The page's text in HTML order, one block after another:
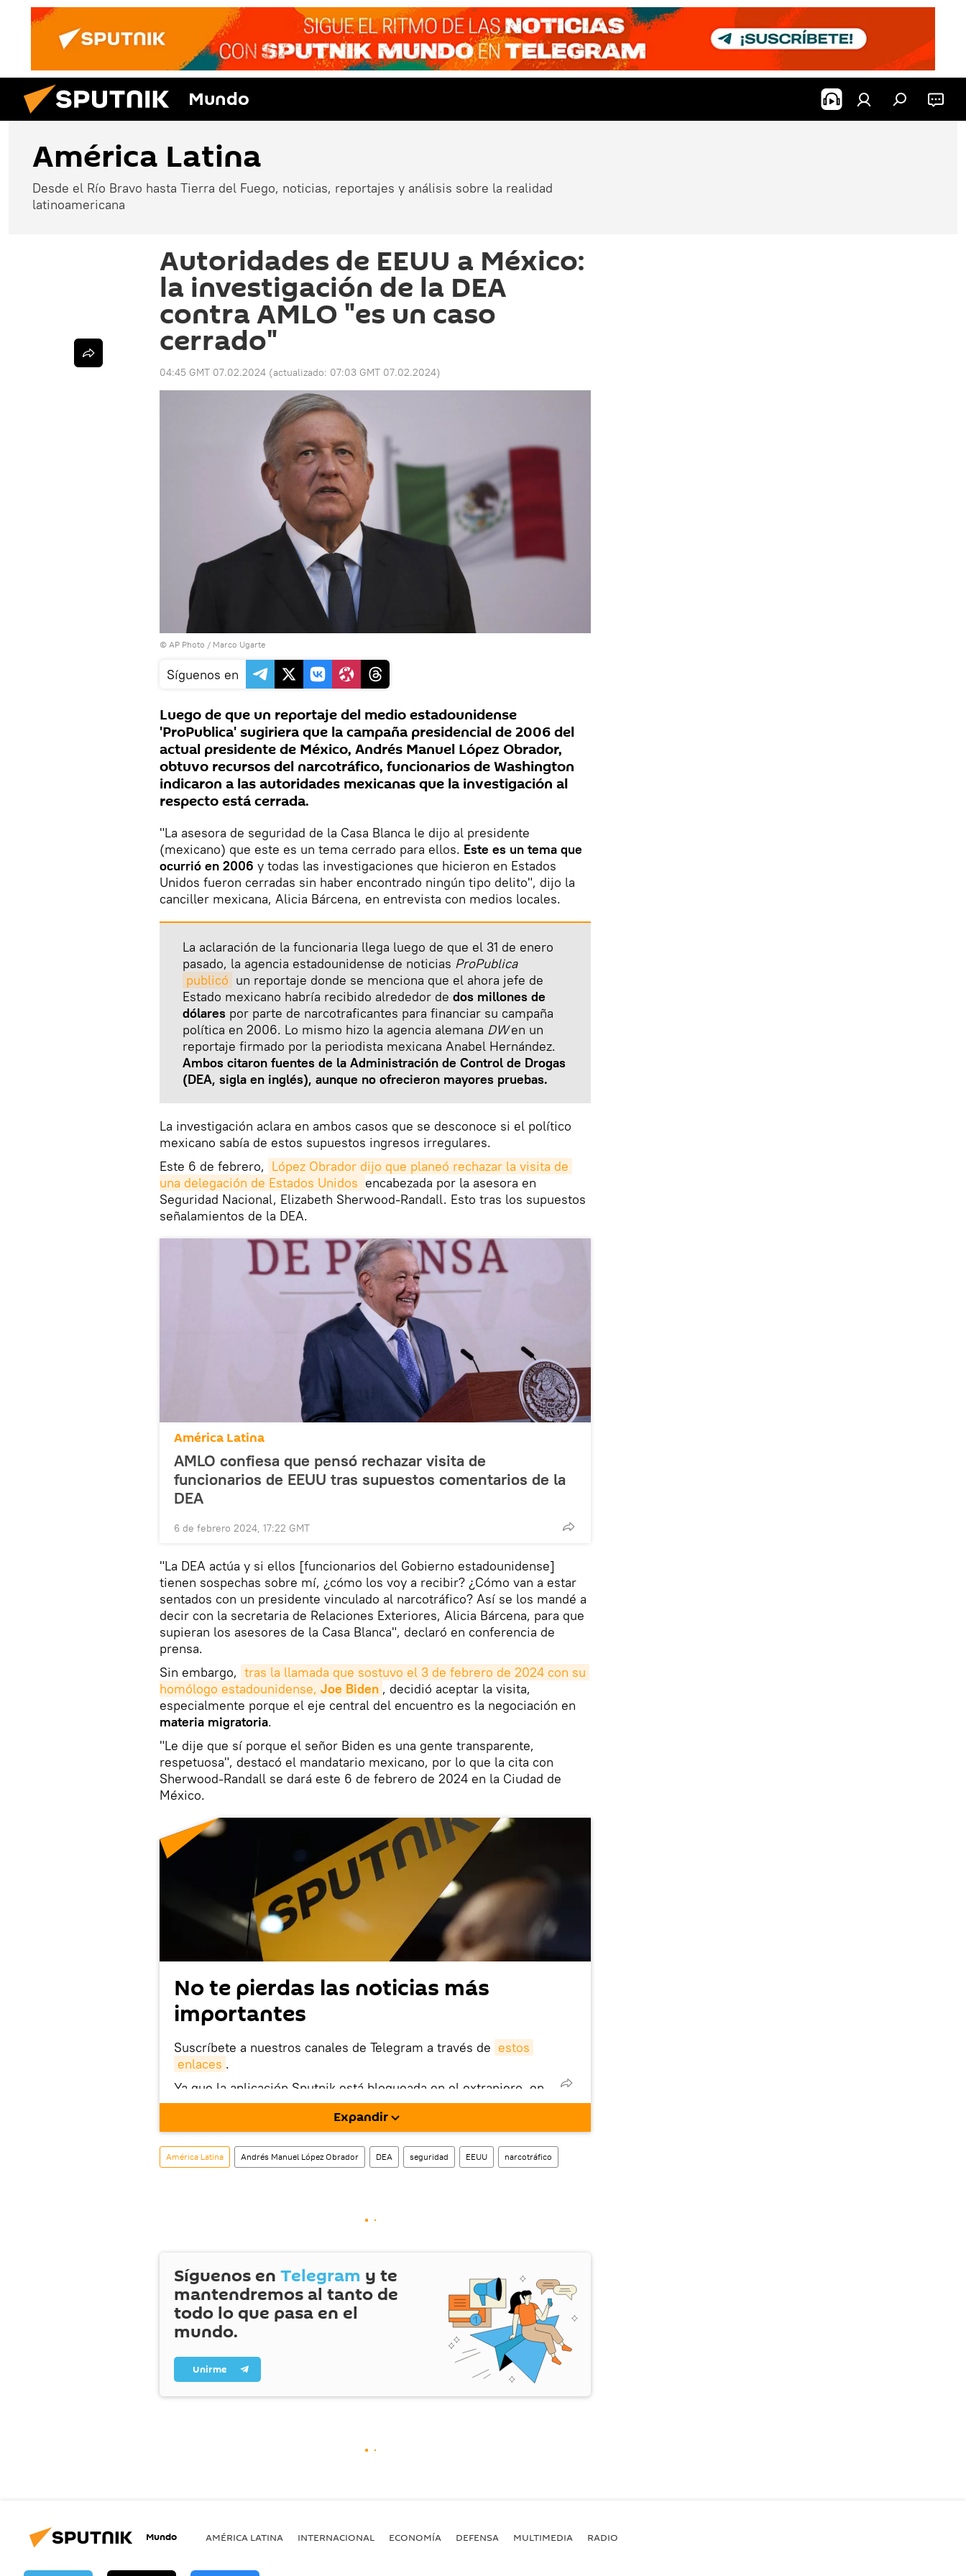
Mundo
América Latina
Desde el Río Bravo hasta Tierra del Fuego, noticias, reportajes y análisis sobre la realidad
latinoamericana
Autoridades de EEUU a México:
la investigación de la DEA
contra AMLO "es un caso
cerrado"
04:45 GMT 07.02.2024 (actualizado: 07:03 GMT 07.02.2024)
© AP Photo / Marco Ugarte
Síguenos en
Luego de que un reportaje del medio estadounidense
'ProPublica' sugiriera que la campaña presidencial de 2006 del
actual presidente de México, Andrés Manuel López Obrador,
obtuvo recursos del narcotráfico, funcionarios de Washington
indicaron a las autoridades mexicanas que la investigación al
respecto está cerrada.
"La asesora de seguridad de la Casa Blanca le dijo al presidente
(mexicano) que este es un tema cerrado para ellos. Este es un tema que
ocurrió en 2006 y todas las investigaciones que hicieron en Estados
Unidos fueron cerradas sin haber encontrado ningún tipo delito", dijo la
canciller mexicana, Alicia Bárcena, en entrevista con medios locales.
La aclaración de la funcionaria llega luego de que el 31 de enero
pasado, la agencia estadounidense de noticias ProPublica
publicó un reportaje donde se menciona que el ahora jefe de
Estado mexicano habría recibido alrededor de dos millones de
dólares por parte de narcotraficantes para financiar su campaña
política en 2006. Lo mismo hizo la agencia alemana DWen un
reportaje firmado por la periodista mexicana Anabel Hernández.
Ambos citaron fuentes de la Administración de Control de Drogas
(DEA, sigla en inglés), aunque no ofrecieron mayores pruebas.
La investigación aclara en ambos casos que se desconoce si el político
mexicano sabía de estos supuestos ingresos irregulares.
Este 6 de febrero, López Obrador dijo que planeó rechazar la visita de
una delegación de Estados Unidos encabezada por la asesora en
Seguridad Nacional, Elizabeth Sherwood-Randall. Esto tras los supuestos
señalamientos de la DEA.
América Latina
AMLO confiesa que pensó rechazar visita de
funcionarios de EEUU tras supuestos comentarios de la
DEA
6 de febrero 2024, 17:22 GMT
"La DEA actúa y si ellos [funcionarios del Gobierno estadounidense]
tienen sospechas sobre mí, ¿cómo los voy a recibir? ¿Cómo van a estar
sentados con un presidente vinculado al narcotráfico? Así se los mandé a
decir con la secretaria de Relaciones Exteriores, Alicia Bárcena, para que
supieran los asesores de la Casa Blanca", declaró en conferencia de
prensa.
Sin embargo, tras la llamada que sostuvo el 3 de febrero de 2024 con su
homólogo estadounidense, Joe Biden , decidió aceptar la visita,
especialmente porque el eje central del encuentro es la negociación en
materia migratoria.
"Le dije que sí porque el señor Biden es una gente transparente,
respetuosa", destacó el mandatario mexicano, por lo que la cita con
Sherwood-Randall se dará este 6 de febrero de 2024 en la Ciudad de
México.
No te pierdas las noticias más
importantes
Suscríbete a nuestros canales de Telegram a través de estos
enlaces .
Ya que la aplicación Sputnik está bloqueada en el extranjero, en
este enlace puedes descargarla e instalarla en tu dispositivo
También tenemos una cuenta en la red social rusa VK .
Expandir
América Latina Andrés Manuel López Obrador DEA seguridad EEUU narcotráfico
Síguenos en Telegram y te
mantendremos al tanto de
todo lo que pasa en el
mundo.
Unirme
Mundo AMÉRICA LATINA INTERNACIONAL ECONOMÍA DEFENSA MULTIMEDIA RADIO